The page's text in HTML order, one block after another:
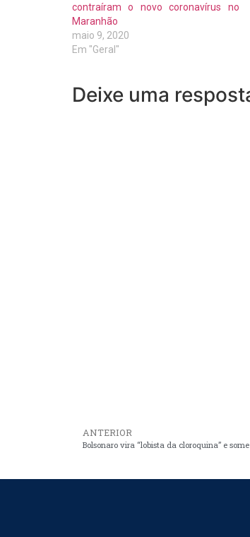
contraíram o novo coronavírus no
Maranhão
maio 9, 2020
Em "Geral"
Deixe uma
ANTERIOR